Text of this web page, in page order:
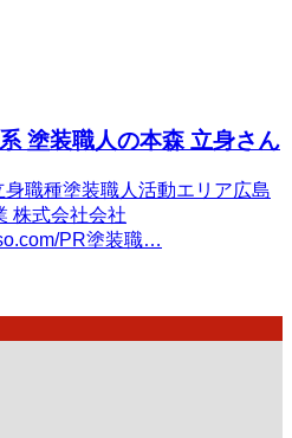
塗装職人の本森 立身さん
職種塗装職人活動エリア広島
株式会社会社
PR塗装職…